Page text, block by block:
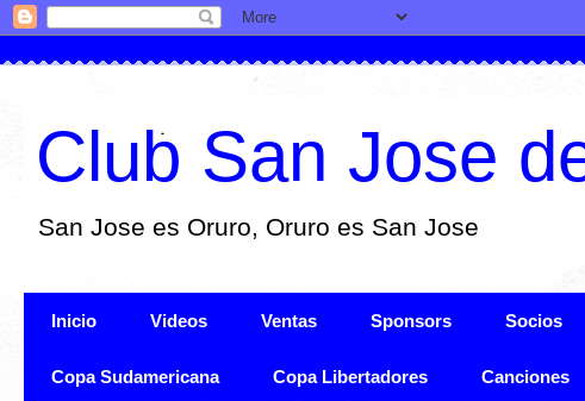
Club San Jose
San Jose es Oruro, Oruro es San Jose
Inicio Videos Ventas Sponsors Socios
Copa Sudamericana Copa Libertadores Canciones